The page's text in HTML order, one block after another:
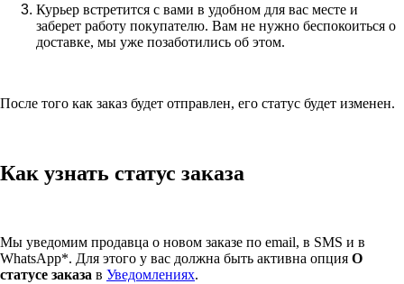
Курьер встретится с вами в удобном для вас месте и
заберет работу покупателю. Вам не нужно беспокоиться о
доставке, мы уже позаботились об этом.
После того как заказ будет отправлен, его статус будет изменен.
Как узнать статус заказа
Мы уведомим продавца о новом заказе по email, в SMS и в
WhatsApp*. Для этого у вас должна быть активна опция О
статусе заказа в Уведомлениях.